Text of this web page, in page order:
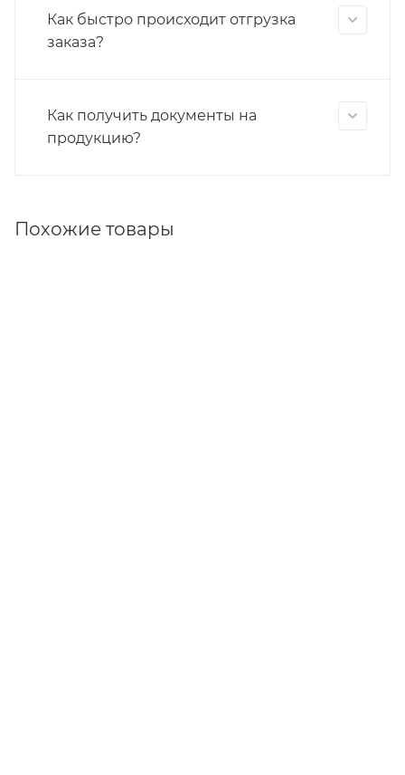
Как быстро происходит отгрузка
заказа?
Как получить документы на
продукцию?
Похожие товары